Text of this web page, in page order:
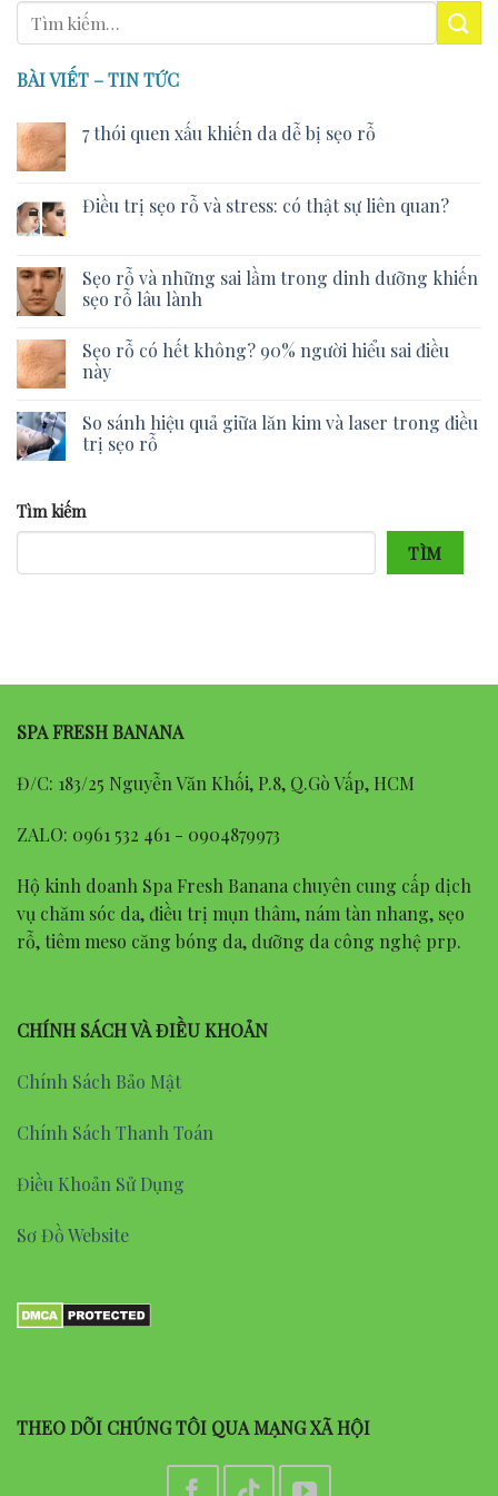
BÀI VIẾT – TIN TỨC
7 thói quen xấu khiến da dễ bị sẹo rỗ
Điều trị sẹo rỗ và stress: có thật sự liên quan?
Sẹo rỗ và những sai lầm trong dinh dưỡng khiến
sẹo rỗ lâu lành
Sẹo rỗ có hết không? 90% người hiểu sai điều
này
So sánh hiệu quả giữa lăn kim và laser trong điều
trị sẹo rỗ
Tìm kiếm
TÌM
SPA FRESH BANANA
Đ/C: 183/25 Nguyễn Văn Khối, P.8, Q.Gò Vấp, HCM
ZALO: 0961 532 461 - 0904879973
Hộ kinh doanh Spa Fresh Banana chuyên cung cấp dịch
vụ chăm sóc da, điều trị mụn thâm, nám tàn nhang, sẹo
rỗ, tiêm meso căng bóng da, dưỡng da công nghệ prp.
CHÍNH SÁCH VÀ ĐIỀU KHOẢN
Chính Sách Bảo Mật
Chính Sách Thanh Toán
Điều Khoản Sử Dụng
Sơ Đồ Website
THEO DÕI CHÚNG TÔI QUA MẠNG XÃ HỘI